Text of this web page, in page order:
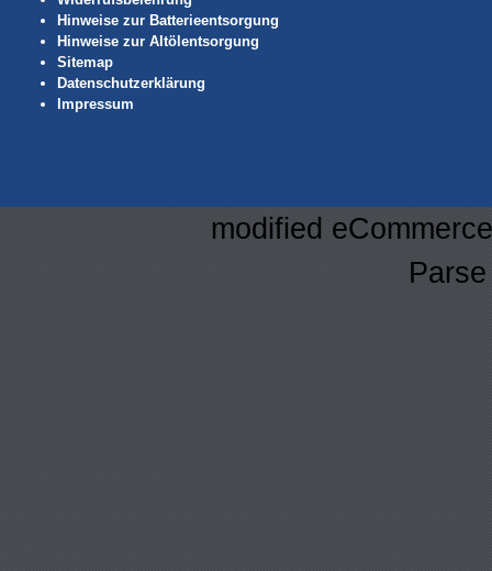
Hinweise zur Batterieentsorgung
Hinweise zur Altölentsorgung
Sitemap
Datenschutzerklärung
Impressum
mod ified